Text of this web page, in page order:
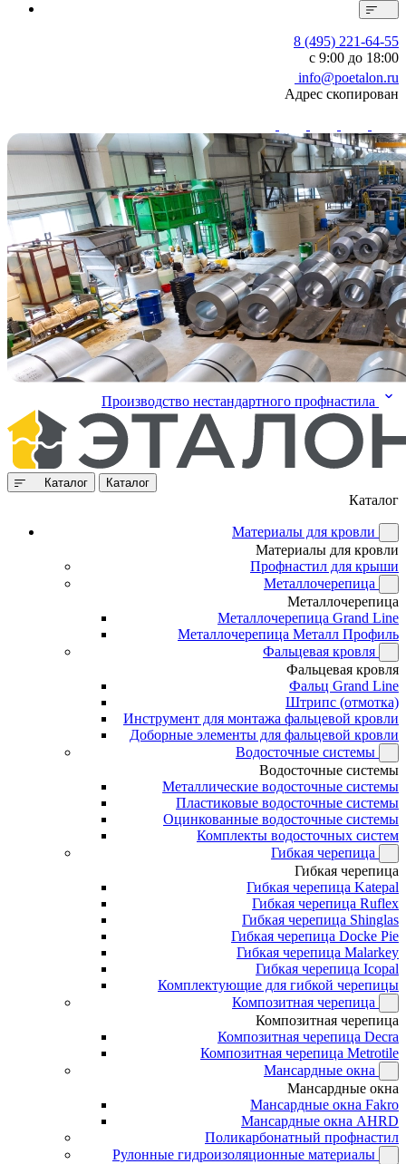
8 (495) 221-64-55
с 9:00 до 18:00
info@poetalon.ru
Адрес скопирован
Производство нестандартного профнастила
Каталог Каталог
Каталог
Материалы для кровли
Материалы для кровли
Профнастил для крыши
Металлочерепица
Металлочерепица
Металлочерепица Grand Line
Металлочерепица Металл Профиль
Фальцевая кровля
Фальцевая кровля
Фальц Grand Line
Штрипс (отмотка)
Инструмент для монтажа фальцевой кровли
Доборные элементы для фальцевой кровли
Водосточные системы
Водосточные системы
Металлические водосточные системы
Пластиковые водосточные системы
Оцинкованные водосточные системы
Комплекты водосточных систем
Гибкая черепица
Гибкая черепица
Гибкая черепица Katepal
Гибкая черепица Ruflex
Гибкая черепица Shinglas
Гибкая черепица Docke Pie
Гибкая черепица Malarkey
Гибкая черепица Icopal
Комплектующие для гибкой черепицы
Композитная черепица
Композитная черепица
Композитная черепица Decra
Композитная черепица Metrotile
Мансардные окна
Мансардные окна
Мансардные окна Fakro
Мансардные окна AHRD
Поликарбонатный профнастил
Рулонные гидроизоляционные материалы